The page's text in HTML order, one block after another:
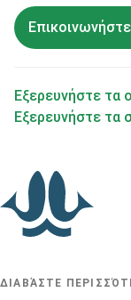
Εξερευνήστε τα
Εξερευνήστε τα
ΔΙΑΒΆΣΤΕ